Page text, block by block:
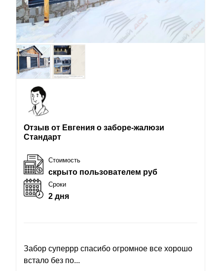
Отзыв от Евгения о заборе-жалюзи
Стандарт
Стоимость
скрыто пользователем руб
Сроки
2 дня
Забор суперрр спасибо огромное все хорошо
встало без по...